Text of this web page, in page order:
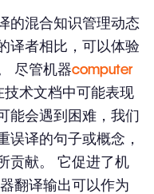
的混合知识管理动态
译者相比，可以体验
尽管机器computer
技术文档中可能表现
能会遇到困难，我们
误译的句子或概念，
贡献。 它促进了机
翻译输出可以作为